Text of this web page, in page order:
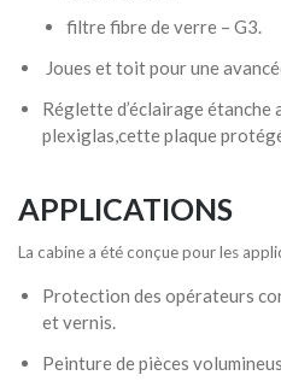
filtre fibre de verre – G3.
Joues et toit pour une
Réglette d’éclairage étanche
plexiglas,cette plaque
APPLICATIONS
La cabine a été conçue pour les
Protection des opérateurs
et vernis.
Peinture de pièces